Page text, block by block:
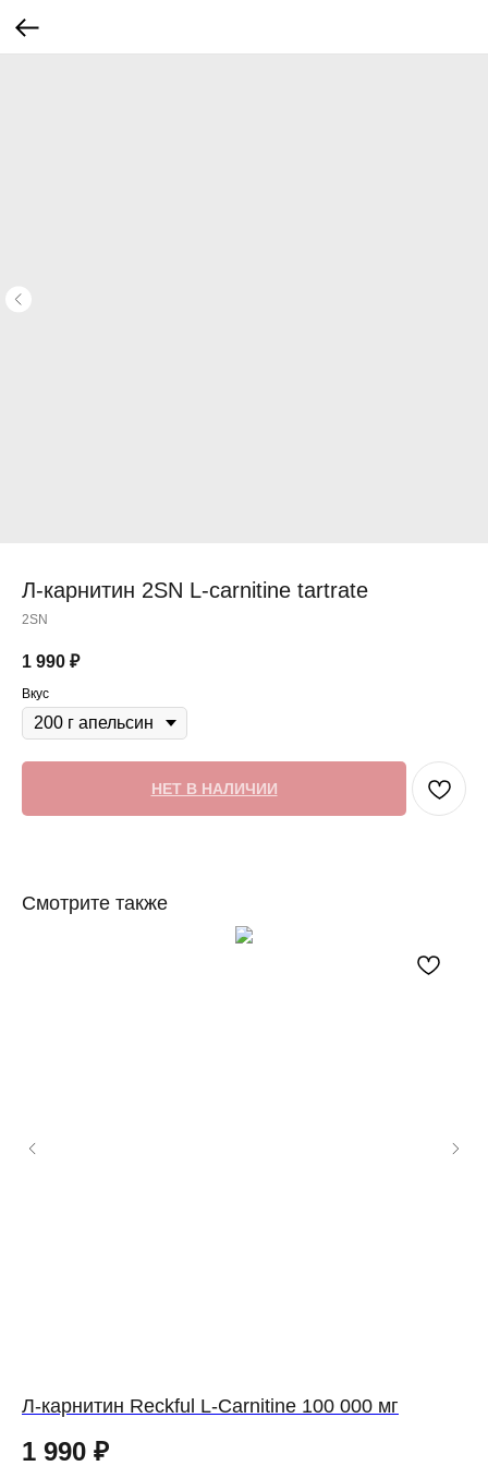
Л-карнитин 2SN L-carnitine tartrate
2SN
1 990 ₽
Вкус
НЕТ В НАЛИЧИИ
Смотрите также
Л-карнитин Reckful L-Carnitine 100 000 мг
1 990 ₽